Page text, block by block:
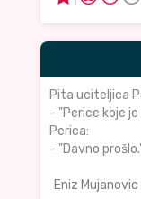
Pita uciteljica
- "Perice koje
Perica:
- "Davno
Eniz Mujanovic